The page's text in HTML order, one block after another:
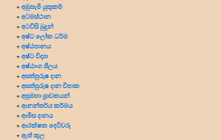
+අඹුසැමි යුතුකම්
+අටමස්ථාන
+අටවිසි බුදුන්
+අෂ්ට ලෝක ධර්ම
+අෂ්ඨපානය
+අෂ්ට විද්‍යා
+අෂ්ඨාංග ශීලය
+අසත්පුරුෂ දාන
+අසත්පුරුෂ දාන විපාක
+අසුමහා ශ්‍රාවකයන්
+ආනන්තර්ය කර්මය
+ආමිස දානය
+ආරක්ෂක දෙවිවරු
+ඇත් කුල